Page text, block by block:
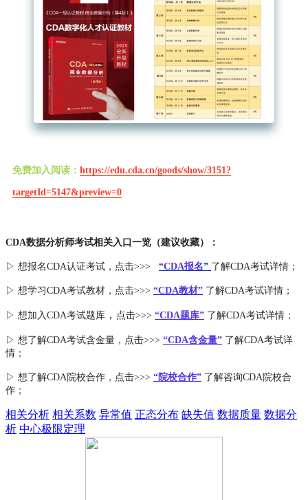
免费加入阅读： https://edu.cda.cn/goods/show/3151?
targetId=5147&preview=0
CDA数据分析师考试相关入口一览（建议收藏）：
▷ 想报名CDA认证考试，点击>>> “CDA报名” 了解CDA考试详情；
▷ 想学习CDA考试教材，点击>>> “CDA教材” 了解CDA考试详情；
▷ 想加入CDA考试题库 ， 点击>>> “CDA题库” 了解CDA考试详情；
▷ 想了解CDA考试含金量 ，点击>>> “CDA含金量” 了解CDA考试详
情；
▷ 想了解CDA院校合作 ，点击>>> “院校合作” 了解咨询CDA院校合
作；
相关分析 相关系数 异常值 正态分布 缺失值 数据质量 数据分
析 中心极限定理